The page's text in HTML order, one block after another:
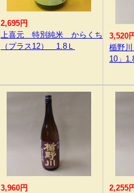
2,695円
上喜元 特別純米 からくち
（プラス12） 1.8Ｌ
3,520
楯野
10」
3,960円
2,255